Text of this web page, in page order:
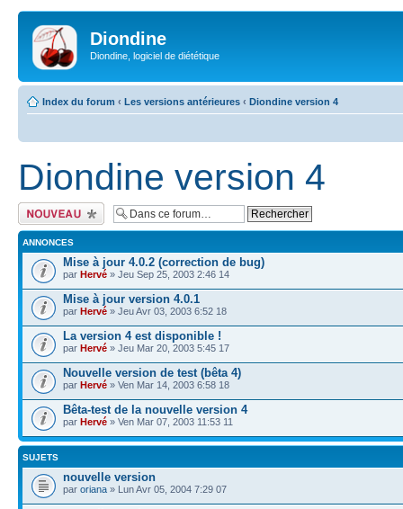
Diondine
Diondine, logiciel de diététique
Index du forum ‹ Les versions antérieures ‹ Diondine version 4
Diondine version 4
Écrire un nouveau
sujet
ANNONCES
Mise à jour 4.0.2 (correction de bug)
par Hervé » Jeu Sep 25, 2003 2:46 14
Mise à jour version 4.0.1
par Hervé » Jeu Avr 03, 2003 6:52 18
La version 4 est disponible !
par Hervé » Jeu Mar 20, 2003 5:45 17
Nouvelle version de test (bêta 4)
par Hervé » Ven Mar 14, 2003 6:58 18
Bêta-test de la nouvelle version 4
par Hervé » Ven Mar 07, 2003 11:53 11
SUJETS
nouvelle version
par oriana » Lun Avr 05, 2004 7:29 07